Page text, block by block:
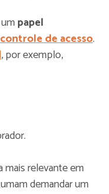
papel
controle de acesso.
, por exemplo,
mais relevante em
demandar um